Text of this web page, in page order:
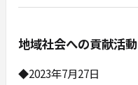
地域社会への貢献活動
◆2023年7月27日